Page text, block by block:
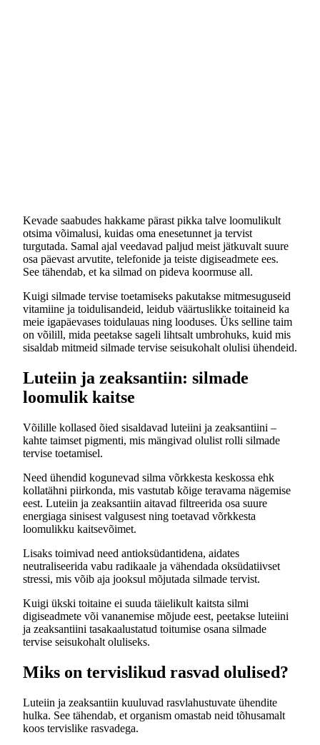
Kevade saabudes hakkame pärast pikka talve loomulikult
otsima võimalusi, kuidas oma enesetunnet ja tervist
turgutada. Samal ajal veedavad paljud meist jätkuvalt suure
osa päevast arvutite, telefonide ja teiste digiseadmete ees.
See tähendab, et ka silmad on pideva koormuse all.
Kuigi silmade tervise toetamiseks pakutakse mitmesuguseid
vitamiine ja toidulisandeid, leidub väärtuslikke toitaineid ka
meie igapäevases toidulauas ning looduses. Üks selline taim
on võilill, mida peetakse sageli lihtsalt umbrohuks, kuid mis
sisaldab mitmeid silmade tervise seisukohalt olulisi ühendeid.
Luteiin ja zeaksantiin: silmade
loomulik kaitse
Võilille kollased õied sisaldavad luteiini ja zeaksantiini –
kahte taimset pigmenti, mis mängivad olulist rolli silmade
tervise toetamisel.
Need ühendid kogunevad silma võrkkesta keskossa ehk
kollatähni piirkonda, mis vastutab kõige teravama nägemise
eest. Luteiin ja zeaksantiin aitavad filtreerida osa suure
energiaga sinisest valgusest ning toetavad võrkkesta
loomulikku kaitsevõimet.
Lisaks toimivad need antioksüdantidena, aidates
neutraliseerida vabu radikaale ja vähendada oksüdatiivset
stressi, mis võib aja jooksul mõjutada silmade tervist.
Kuigi ükski toitaine ei suuda täielikult kaitsta silmi
digiseadmete või vananemise mõjude eest, peetakse luteiini
ja zeaksantiini tasakaalustatud toitumise osana silmade
tervise seisukohalt oluliseks.
Miks on tervislikud rasvad olulised?
Luteiin ja zeaksantiin kuuluvad rasvlahustuvate ühendite
hulka. See tähendab, et organism omastab neid tõhusamalt
koos tervislike rasvadega.